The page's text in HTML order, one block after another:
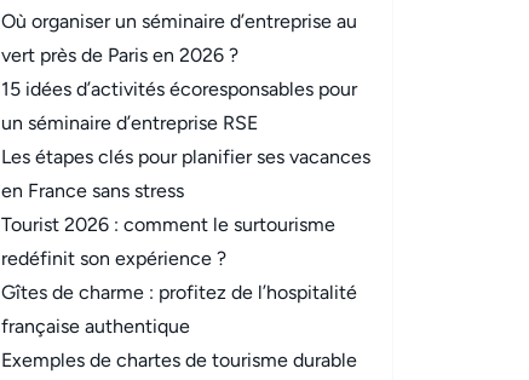
Où organiser un séminaire d’entreprise au
vert près de Paris en 2026 ?
15 idées d’activités écoresponsables pour
un séminaire d’entreprise RSE
Les étapes clés pour planifier ses vacances
en France sans stress
Tourist 2026 : comment le surtourisme
redéfinit son expérience ?
Gîtes de charme : profitez de l’hospitalité
française authentique
Exemples de chartes de tourisme durable